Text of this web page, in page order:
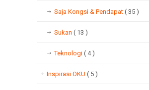
Saja Kongsi & Pendapat ( 35 )
Sukan ( 13 )
Teknologi ( 4 )
Inspirasi OKU ( 5 )